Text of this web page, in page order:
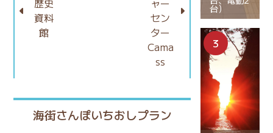
歴史
資料
館
ャー
セン
ター
Cama
ss
海街さんぽいちおしプラン
台）